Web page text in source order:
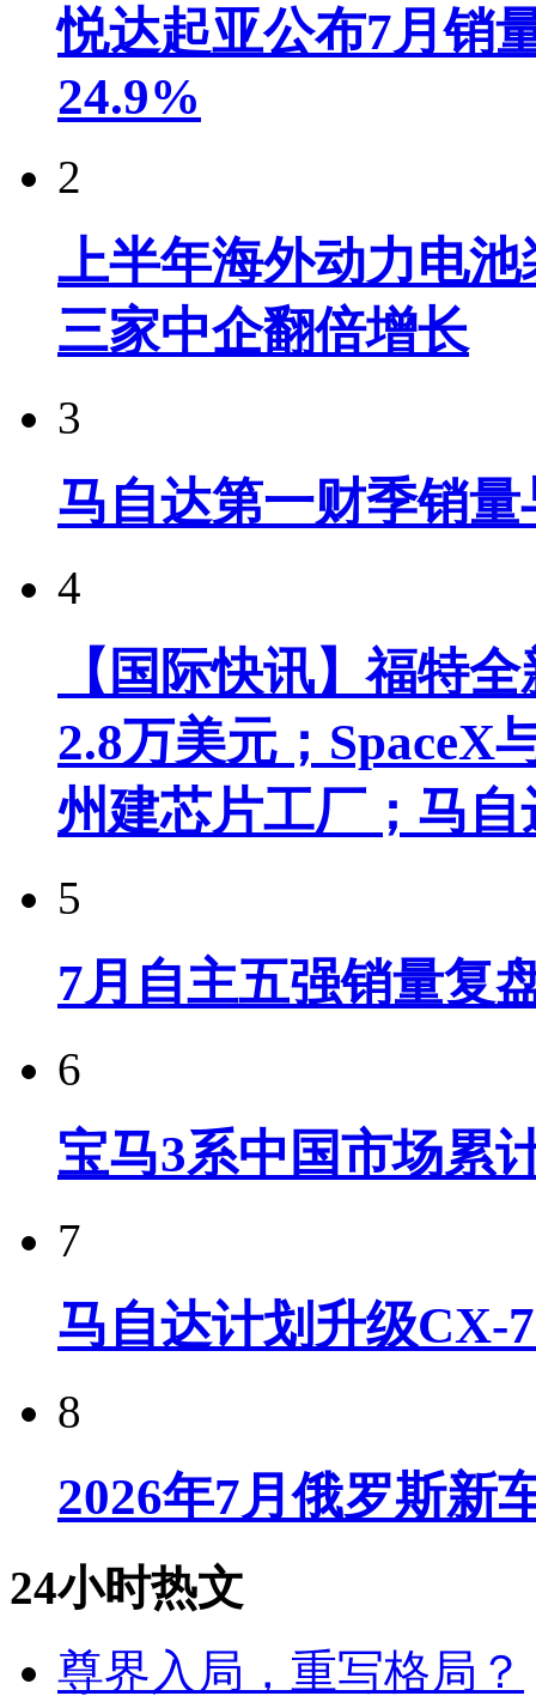
悦达起亚公布7月销
24.9%
2
上半年海外动力电
三家中企翻倍增长
3
马自达第一财季销
4
【国际快讯】福特
2.8万美元；SpaceX
州建芯片工厂；马
5
7月自主五强销量复
6
宝马3系中国市场累
7
马自达计划升级CX-
8
2026年7月俄罗斯新
24小时热文
尊界入局，重写格局？